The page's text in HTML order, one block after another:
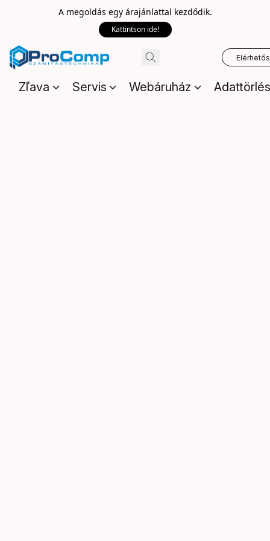
A megoldás egy árajánlattal kezdődik.
Kattintson ide!
Zľava Servis Webáruház